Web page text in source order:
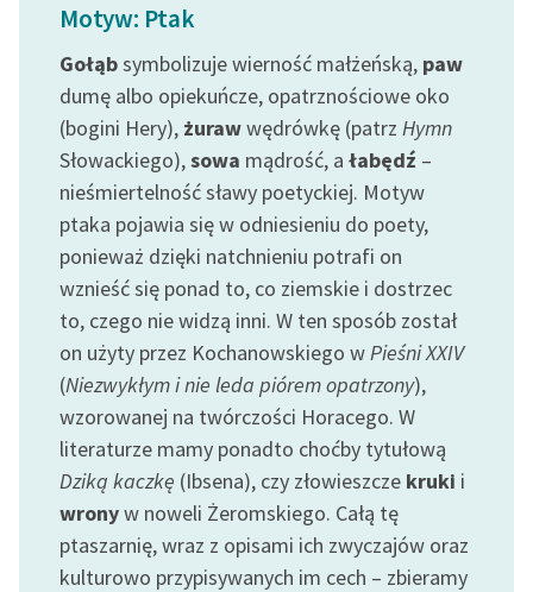
O projekcie
Zespół
Zasady wykorzystania
Wolnych Lektur
Logotypy
Materiały promocyjne
Polityka prywatności
Regulamin biblioteki
Dane fundacji i
sprawozdania finansowe
Regulamin darowizn
Informacja o treściach
wrażliwych
Motyw: Ptak
Gołąbsymbolizuje wierność małżeńską, paw
dumę albo opiekuńcze, opatrznościowe oko
(bogini Hery), żurawwędrówkę (patrz Hymn
Słowackiego),sowa mądrość, a łabędź –
nieśmiertelność sławy poetyckiej. Motyw
ptaka pojawia się w odniesieniu do poety,
ponieważ dzięki natchnieniu potrafi on
wznieść się ponad to, co ziemskie i dostrzec
to, czego nie widzą inni. W ten sposób został
on użyty przez Kochanowskiego wPieśni XXIV
(Niezwykłym i nie leda piórem opatrzony),
wzorowanej na twórczości Horacego. W
literaturze mamy ponadto choćby tytułową
Dziką kaczkę (Ibsena), czy złowieszcze kruki i
wronyw noweli Żeromskiego. Całą tę
ptaszarnię, wraz z opisami ich zwyczajów oraz
kulturowo przypisywanych im cech – zbieramy